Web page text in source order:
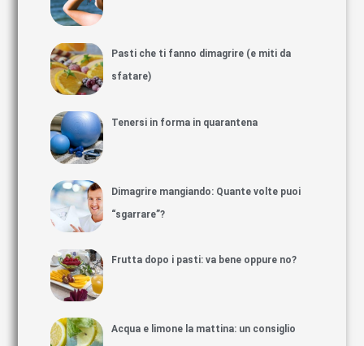
Pasti che ti fanno dimagrire (e miti da
sfatare)
Tenersi in forma in quarantena
Dimagrire mangiando: Quante volte puoi
“sgarrare”?
Frutta dopo i pasti: va bene oppure no?
Acqua e limone la mattina: un consiglio